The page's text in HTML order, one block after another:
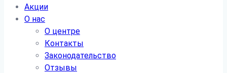
Акции
О нас
О центре
Контакты
Законодательство
Отзывы